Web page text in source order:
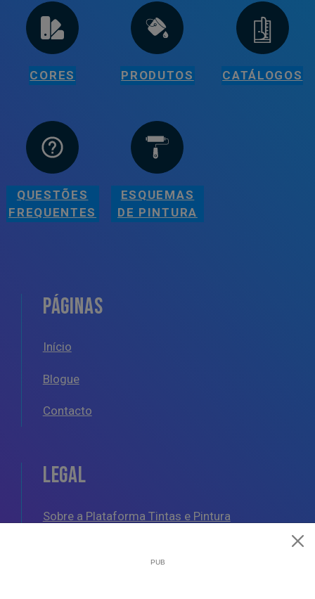
CORES PRODUTOS CATÁLOGOS
QUESTÕES
FREQUENTES
ESQUEMAS
DE PINTURA
PÁGINAS
Início
Blogue
Contacto
LEGAL
Sobre a Plataforma Tintas e Pintura